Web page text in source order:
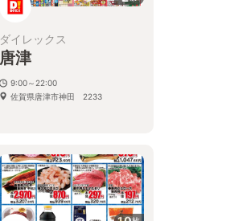
ダイレックス
唐津
9:00～22:00
佐賀県唐津市神田 2233